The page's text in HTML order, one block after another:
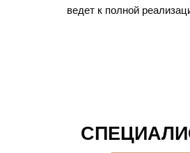
ведет к полной